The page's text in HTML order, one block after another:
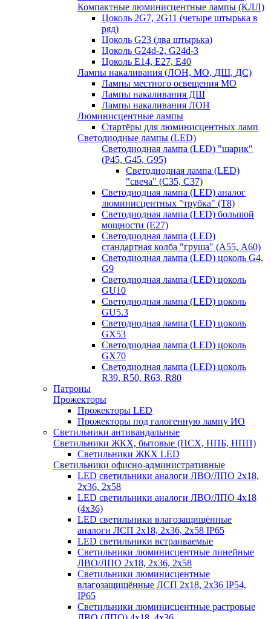
Компактные люминисцентные лампы (КЛЛ)
Цоколь 2G7, 2G11 (четыре штырька в
ряд)
Цоколь G23 (два штырька)
Цоколь G24d-2, G24d-3
Цоколь Е14, Е27, Е40
Лампы накаливания (ЛОН, МО, ДШ, ДС)
Лампы местного освещения МО
Лампы накаливания ДШ
Лампы накаливания ЛОН
Люминисцентные лампы
Стартёры для люминисцентных ламп
Светодиодные лампы (LED)
Светодиодная лампа (LED) "шарик"
(P45, G45, G95)
Светодиодная лампа (LED)
"свеча" (С35, С37)
Светодиодная лампа (LED) аналог
люминисцентных "трубка" (T8)
Светодиодная лампа (LED) большой
мощности (Е27)
Светодиодная лампа (LED)
стандартная колба "груша" (А55, А60)
Светодиодная лампа (LED) цоколь G4,
G9
Светодиодная лампа (LED) цоколь
GU10
Светодиодная лампа (LED) цоколь
GU5.3
Светодиодная лампа (LED) цоколь
GX53
Светодиодная лампа (LED) цоколь
GX70
Светодиодная лампа (LED) цоколь
R39, R50, R63, R80
Патроны
Прожекторы
Прожекторы LED
Прожекторы под галогенную лампу ИО
Светильники антивандальные
Светильники ЖКХ, бытовые (ПСХ, НПБ, НПП)
Светильники ЖКХ LED
Светильники офисно-административные
LED светильники аналоги ЛВО/ЛПО 2х18,
2х36, 2х58
LED светильники аналоги ЛВО/ЛПО 4х18
(4х36)
LED светильники влагозащищённые
аналоги ЛСП 2х18, 2х36, 2х58 IP65
LED светильники встраиваемые
Светильники люминисцентные линейные
ЛВО/ЛПО 2х18, 2х36, 2х58
Светильники люминисцентные
влагозащищённые ЛСП 2х18, 2х36 IP54,
IP65
Светильники люминисцентные растровые